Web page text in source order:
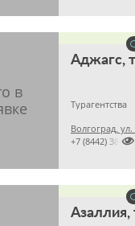
Турагентства

+7 (8442) 386477